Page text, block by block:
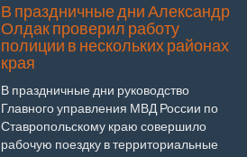
В праздничные дни Александр
Олдак проверил работу
полиции в нескольких районах
края
В праздничные дни руководство
Главного управления МВД России по
Ставропольскому краю совершило
рабочую поездку в территориальные